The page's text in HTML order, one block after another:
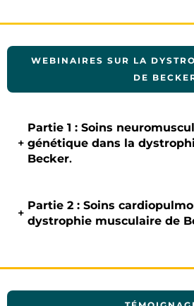
WEBINAIRES SUR LA
DE
+
Partie 1 : Soins
génétique dans la
Becker.
+
Partie 2 : Soins
dystrophie musculaire de